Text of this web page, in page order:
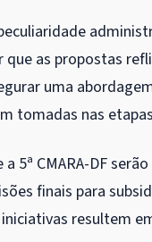
as propostas
uma
tomadas nas
5ª CMARA-DF
finais para
resultem